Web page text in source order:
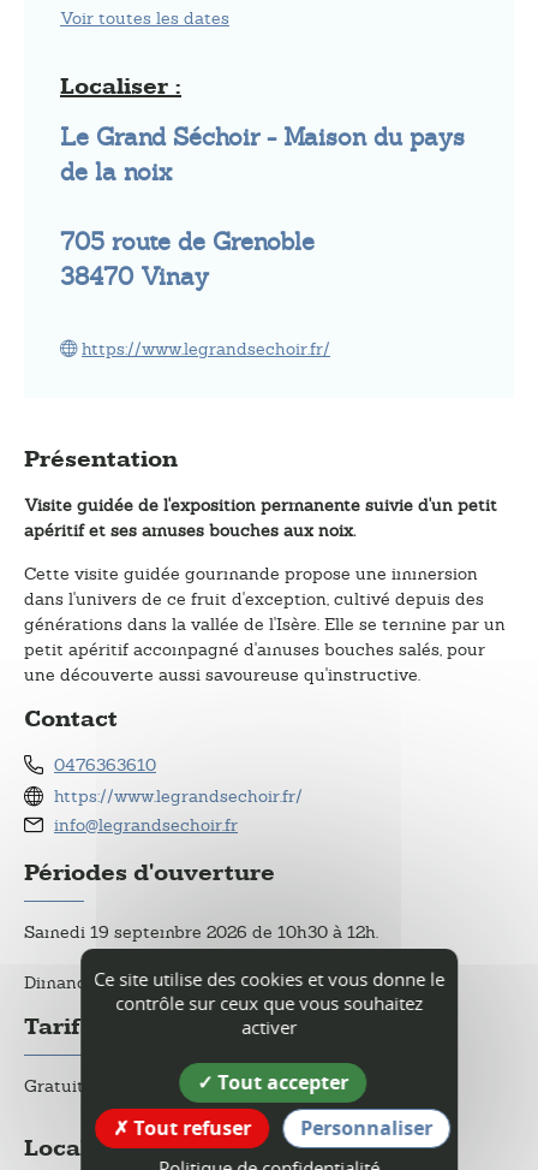
Voir toutes les dates
Localiser :
Le Grand Séchoir - Maison du pays
de la noix
705 route de Grenoble
38470 Vinay
https://www.legrandsechoir.fr/
Présentation
Visite guidée de l'exposition permanente suivie d'un petit
apéritif et ses amuses bouches aux noix.
Cette visite guidée gourmande propose une immersion
dans l'univers de ce fruit d'exception, cultivé depuis des
générations dans la vallée de l'Isère. Elle se termine par un
petit apéritif accompagné d'amuses bouches salés, pour
une découverte aussi savoureuse qu'instructive.
Contact
0476363610
https://www.legrandsechoir.fr/
info@legrandsechoir.fr
Périodes d'ouverture
Samedi 19 septembre 2026 de 10h30 à 12h.
Dimanche 20 septembre 2026 de 10h30 à 12h.
Tarif
Gratuit.
Localisation
Ce site utilise des cookies et vous donne le
contrôle sur ceux que vous souhaitez
activer
Tout accepter
Tout refuser
Personnaliser